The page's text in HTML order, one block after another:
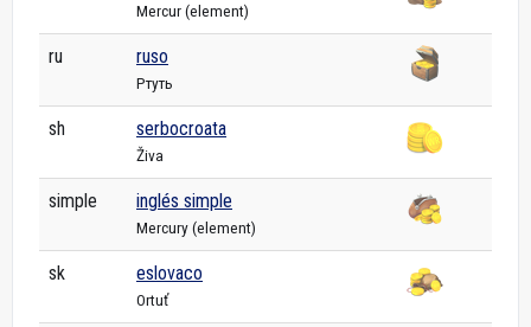
Mercur (element)
ru ruso
Ртуть
sh serbocroata
Živa
simple inglés simple
Mercury (element)
sk eslovaco
Ortuť